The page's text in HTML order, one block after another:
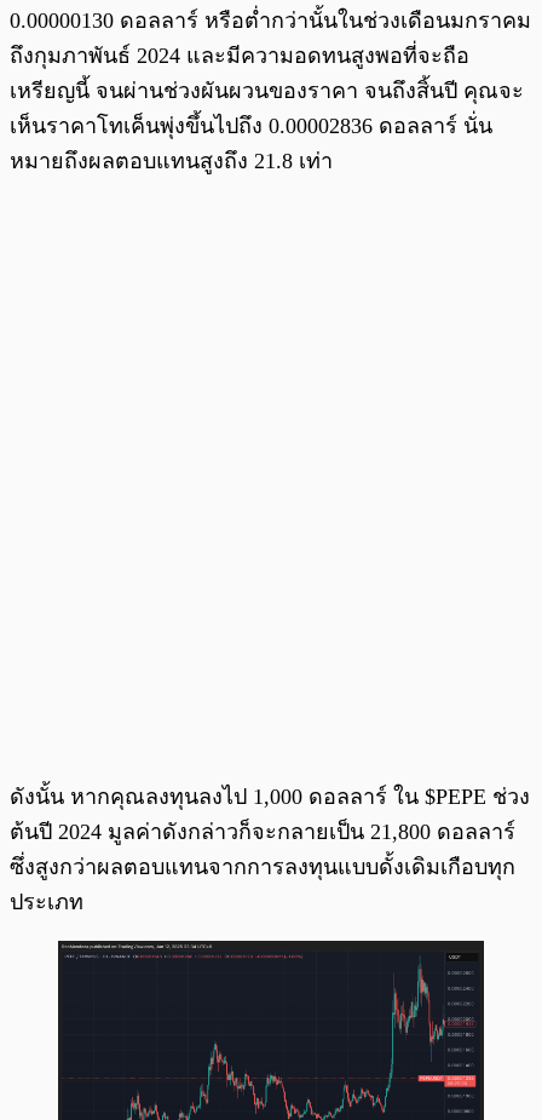
0.00000130 ดอลลาร์ หรือต่ำกว่านั้นในช่วงเดือนมกราคม
ถึงกุมภาพันธ์ 2024 และมีความอดทนสูงพอที่จะถือ
เหรียญนี้ จนผ่านช่วงผันผวนของราคา จนถึงสิ้นปี คุณจะ
เห็นราคาโทเค็นพุ่งขึ้นไปถึง 0.00002836 ดอลลาร์ นั่น
หมายถึงผลตอบแทนสูงถึง 21.8 เท่า
ดังนั้น หากคุณลงทุนลงไป 1,000 ดอลลาร์ ใน $PEPE ช่วง
ต้นปี 2024 มูลค่าดังกล่าวก็จะกลายเป็น 21,800 ดอลลาร์
ซึ่งสูงกว่าผลตอบแทนจากการลงทุนแบบดั้งเดิมเกือบทุก
ประเภท